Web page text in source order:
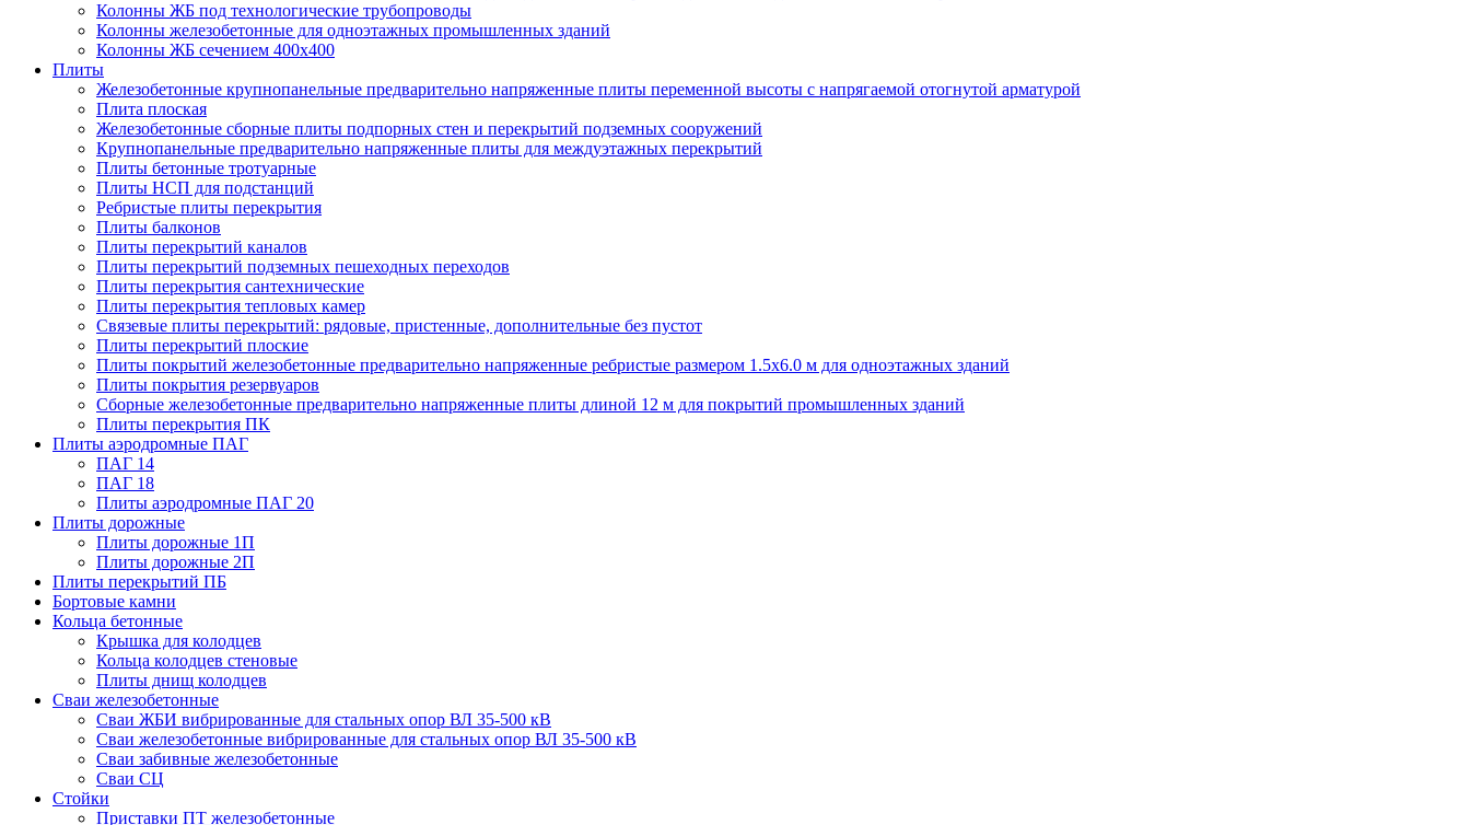
Колонны ЖБ под технологические трубопроводы
Колонны железобетонные для одноэтажных промышленных зданий
Колонны ЖБ сечением 400х400
Плиты
Железобетонные крупнопанельные предварительно напряженные плиты переменной высоты с напрягаемой отогнутой арматурой
Плита плоская
Железобетонные сборные плиты подпорных стен и перекрытий подземных сооружений
Крупнопанельные предварительно напряженные плиты для междуэтажных перекрытий
Плиты бетонные тротуарные
Плиты НСП для подстанций
Ребристые плиты перекрытия
Плиты балконов
Плиты перекрытий каналов
Плиты перекрытий подземных пешеходных переходов
Плиты перекрытия сантехнические
Плиты перекрытия тепловых камер
Связевые плиты перекрытий: рядовые, пристенные, дополнительные без пустот
Плиты перекрытий плоские
Плиты покрытий железобетонные предварительно напряженные ребристые размером 1.5х6.0 м для одноэтажных зданий
Плиты покрытия резервуаров
Сборные железобетонные предварительно напряженные плиты длиной 12 м для покрытий промышленных зданий
Плиты перекрытия ПК
Плиты аэродромные ПАГ
ПАГ 14
ПАГ 18
Плиты аэродромные ПАГ 20
Плиты дорожные
Плиты дорожные 1П
Плиты дорожные 2П
Плиты перекрытий ПБ
Бортовые камни
Кольца бетонные
Крышка для колодцев
Кольца колодцев стеновые
Плиты днищ колодцев
Сваи железобетонные
Сваи ЖБИ вибрированные для стальных опор ВЛ 35-500 кВ
Сваи железобетонные вибрированные для стальных опор ВЛ 35-500 кВ
Сваи забивные железобетонные
Сваи СЦ
Стойки
Приставки ПТ железобетонные